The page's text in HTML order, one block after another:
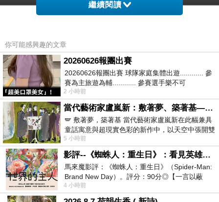
藍喬
2016-03-05 23:43:31
魂即是詩
詩即是魂
藍喬 很清楚的感覺到
繼續閱讀
你可能感興趣的文章
20260626報團出賽
20260626報團出賽 球隊家庭集體出遊............ 參
賽為主旅遊為輔............ 參賽選手樂不可
支............ 賽前旅遊
2 小時前
當代藝術家盧嵐新：敷著夢、築著基——讓筆觸成為存在過的證據，將相遇的溫度熔鑄成新的模樣
🪽 敷著夢，築著基 當代藝術家盧嵐新在此幅兼具
童話寓意與超現實色彩的新作中，以天空中張開雙
翼的神聖形象與地面上聚集的人群對話，
5 小時前
影評--《蜘蛛人：重生日》：看見英雄的孤獨與重生
馬來魔影評：《蜘蛛人：重生日》（Spider-Man:
Brand New Day）。評分：90分◎【一言以蔽
之】：一個失去一切的英雄，學會放下孤獨、
4 小時前